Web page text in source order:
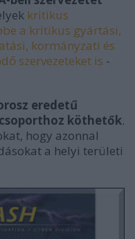
kritikus
a kritikus gyártási,
kormányzati és
szervezeteket is -
eredetű
köthetők.
hogy azonnal
a helyi területi